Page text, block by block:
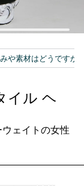
イル ヘ
ェイトの女性